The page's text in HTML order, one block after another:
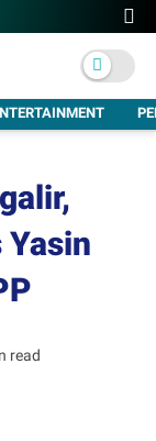
Yasin
read